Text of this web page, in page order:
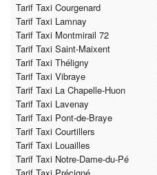
Tarif Taxi Courgenard
Tarif Taxi Lamnay
Tarif Taxi Montmirail 72
Tarif Taxi Saint-Maixent
Tarif Taxi Théligny
Tarif Taxi Vibraye
Tarif Taxi La Chapelle-Huon
Tarif Taxi Lavenay
Tarif Taxi Pont-de-Braye
Tarif Taxi Courtillers
Tarif Taxi Louailles
Tarif Taxi Notre-Dame-du-Pé